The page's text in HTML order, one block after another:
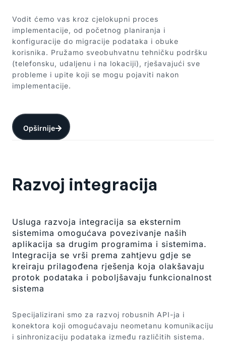
Vodit ćemo vas kroz cjelokupni proces
implementacije, od početnog planiranja i
konfiguracije do migracije podataka i obuke
korisnika. Pružamo sveobuhvatnu tehničku podršku
(telefonsku, udaljenu i na lokaciji), rješavajući sve
probleme i upite koji se mogu pojaviti nakon
implementacije.
Opširnije
Razvoj integracija
Usluga razvoja integracija sa eksternim
sistemima omogućava povezivanje naših
aplikacija sa drugim programima i sistemima.
Integracija se vrši prema zahtjevu gdje se
kreiraju prilagođena rješenja koja olakšavaju
protok podataka i poboljšavaju funkcionalnost
sistema
Specijalizirani smo za razvoj robusnih API-ja i
konektora koji omogućavaju neometanu komunikaciju
i sinhronizaciju podataka između različitih sistema.